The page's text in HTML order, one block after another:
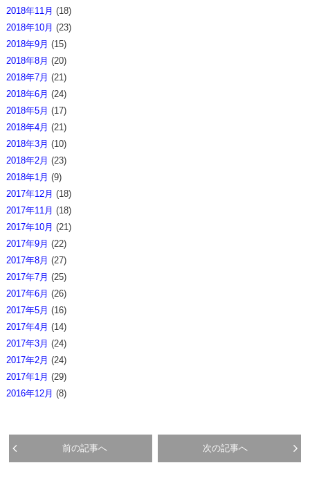
2018年11月 (18)
2018年10月 (23)
2018年9月 (15)
2018年8月 (20)
2018年7月 (21)
2018年6月 (24)
2018年5月 (17)
2018年4月 (21)
2018年3月 (10)
2018年2月 (23)
2018年1月 (9)
2017年12月 (18)
2017年11月 (18)
2017年10月 (21)
2017年9月 (22)
2017年8月 (27)
2017年7月 (25)
2017年6月 (26)
2017年5月 (16)
2017年4月 (14)
2017年3月 (24)
2017年2月 (24)
2017年1月 (29)
2016年12月 (8)
前の記事へ 次の記事へ